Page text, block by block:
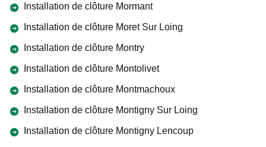
Installation de clôture Mormant
Installation de clôture Moret Sur Loing
Installation de clôture Montry
Installation de clôture Montolivet
Installation de clôture Montmachoux
Installation de clôture Montigny Sur Loing
Installation de clôture Montigny Lencoup